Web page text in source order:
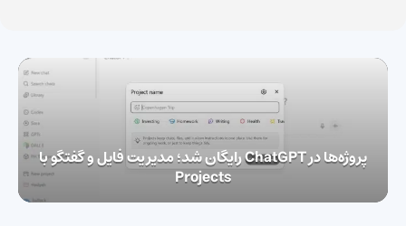
پروژه‌ها در ChatGPT رایگان شد؛ مدیریت فایل‌ و گفتگو با
Projects